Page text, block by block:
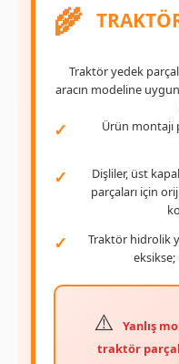
🌾
Traktör yedek
aracın modeline
Ürün montajı
Dişliler, üst
parçaları için
Traktör hidrolik
eksikse;
Yanlış
traktör